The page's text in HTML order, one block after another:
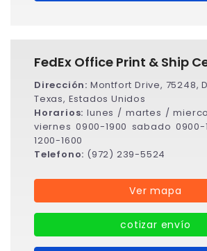
FedEx Office Print & Ship
Dirección: Montfort Drive, 75248,
Texas, Estados Unidos
Horarios:lunes / martes /
viernes 0900-1900 sabado 0900-
1200-1600
Telefono: (972) 239-5524
Ver mapa
cotizar envío